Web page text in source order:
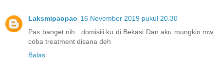
Laksmipaopao 16 November 2019 pukul 20.30
Pas banget nih.. domisili ku di Bekasi Dan aku mungkin mw
coba treatment disana deh
Balas